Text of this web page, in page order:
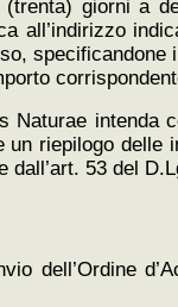
giorni a
all’indirizzo
intenda
un riepilogo delle
dall’art. 53 del
dell’Ordine